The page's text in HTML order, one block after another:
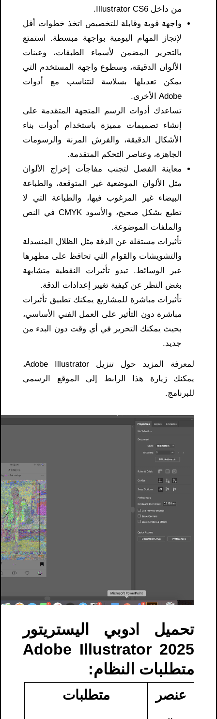
من داخل Illustrator CS6.
واجهة قوية وقابلة للتخصيص اتخذ خطوات أقل
لإنجاز المهام اليومية بواجهة مبسطة. استمتع
بالتحرير المضمن لأسماء الطبقات، وعينات
الألوان الدقيقة، وسطوع واجهة المستخدم التي
يمكن تعديلها بسلاسة لتتناسب مع أدوات
Adobe الأخرى.
تساعدك أدوات الرسم المتجهة المتقدمة على
إنشاء تصميمات مميزة باستخدام أدوات بناء
الأشكال الدقيقة، والفرش المرنة والرسومات
الجاهزة، وعناصر التحكم المتقدمة.
معاينة الفصل لتجنب مفاجآت إخراج الألوان
مثل الألوان الموضعية غير المتوقعة، والطباعة
البيضاء غير المرغوب فيها، والطباعة التي لا
تطبع بشكل صحيح، والأسود CMYK في النص
والملفات الموضوعة.
تأثيرات مستقلة عن الدقة مثل الظلال المنسدلة
والتشويشات والقوام التي تحافظ على مظهرها
عبر الوسائط. تبدو تأثيرات النقطية متشابهة
بغض النظر عن كيفية تغيير إعدادات الدقة.
تأثيرات مباشرة للمشاريع يمكنك تطبيق تأثيرات
مباشرة دون التأثير على العمل الفني الأساسي،
بحيث يمكنك التحرير في أي وقت دون البدء من
جديد.
لمعرفة المزيد حول تنزيل Adobe Illustrator،
يمكنك زيارة هذا الرابط إلى الموقع الرسمي
للبرنامج.
تحميل ادوبي اليستريتور
Adobe Illustrator 2025
متطلبات النظام:
عنصر متطلبات